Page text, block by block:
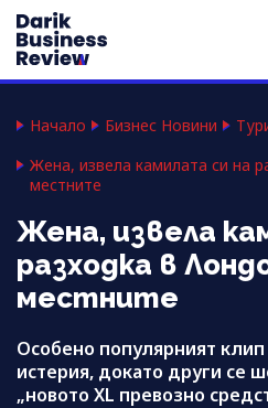
Начало Бизнес Новини
Жена, извела камилата си на
местните
Жена, извела
разходка в
местните
Особено популярният
истерия, докато други се
„новото XL превозно